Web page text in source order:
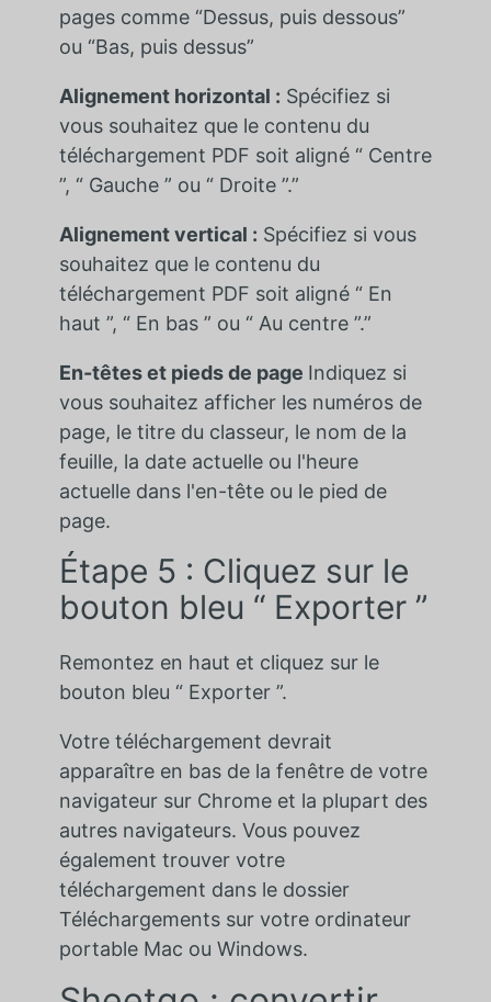
pages comme “Dessus, puis dessous”
ou “Bas, puis dessus”
Alignement horizontal : Spécifiez si
vous souhaitez que le contenu du
téléchargement PDF soit aligné “ Centre
”, “ Gauche ” ou “ Droite ”.”
Alignement vertical : Spécifiez si vous
souhaitez que le contenu du
téléchargement PDF soit aligné “ En
haut ”, “ En bas ” ou “ Au centre ”.”
En-têtes et pieds de page Indiquez si
vous souhaitez afficher les numéros de
page, le titre du classeur, le nom de la
feuille, la date actuelle ou l'heure
actuelle dans l'en-tête ou le pied de
page.
Étape 5 : Cliquez sur le
bouton bleu “ Exporter ”
Remontez en haut et cliquez sur le
bouton bleu “ Exporter ”.
Votre téléchargement devrait
apparaître en bas de la fenêtre de votre
navigateur sur Chrome et la plupart des
autres navigateurs. Vous pouvez
également trouver votre
téléchargement dans le dossier
Téléchargements sur votre ordinateur
portable Mac ou Windows.